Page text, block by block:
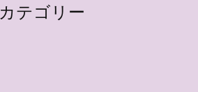
カテゴリー